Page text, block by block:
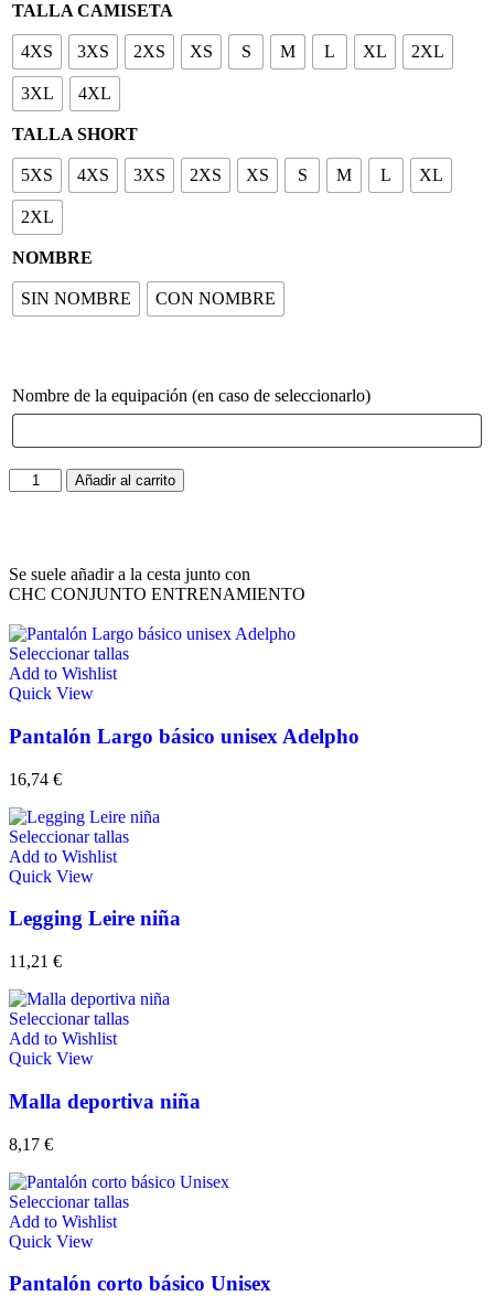
TALLA CAMISETA
4XS 3XS 2XS XS S M L XL 2XL
3XL 4XL
TALLA SHORT
5XS 4XS 3XS 2XS XS S M L XL
2XL
NOMBRE
SIN NOMBRE CON NOMBRE
Nombre de la equipación (en caso de seleccionarlo)
Añadir al carrito
Se suele añadir a la cesta junto con
CHC CONJUNTO ENTRENAMIENTO
Seleccionar tallas
Add to Wishlist
Quick View
Pantalón Largo básico unisex Adelpho
16,74 €
Seleccionar tallas
Add to Wishlist
Quick View
Legging Leire niña
11,21 €
Seleccionar tallas
Add to Wishlist
Quick View
Malla deportiva niña
8,17 €
Seleccionar tallas
Add to Wishlist
Quick View
Pantalón corto básico Unisex